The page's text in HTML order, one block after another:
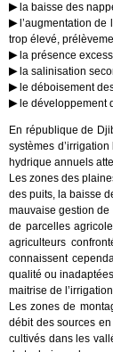
la baisse des
l’augmentation de
trop élevé,
la présence
la salinisation
le déboisement
le développement
En république de
systèmes
hydrique annuels
Les zones des
des puits, la baisse
mauvaise gestion de
de parcelles
agriculteurs
connaissent
qualité ou
maitrise de
Les zones de
débit des sources
cultivés dans les